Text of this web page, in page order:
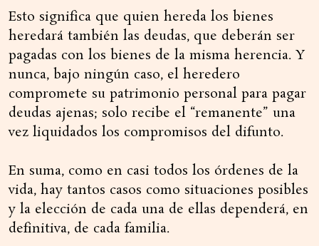
Esto significa que quien hereda los bienes
heredará también las deudas, que deberán ser
pagadas con los bienes de la misma herencia. Y
nunca, bajo ningún caso, el heredero
compromete su patrimonio personal para pagar
deudas ajenas; solo recibe el “remanente” una
vez liquidados los compromisos del difunto.
En suma, como en casi todos los órdenes de la
vida, hay tantos casos como situaciones posibles
y la elección de cada una de ellas dependerá, en
definitiva, de cada familia.